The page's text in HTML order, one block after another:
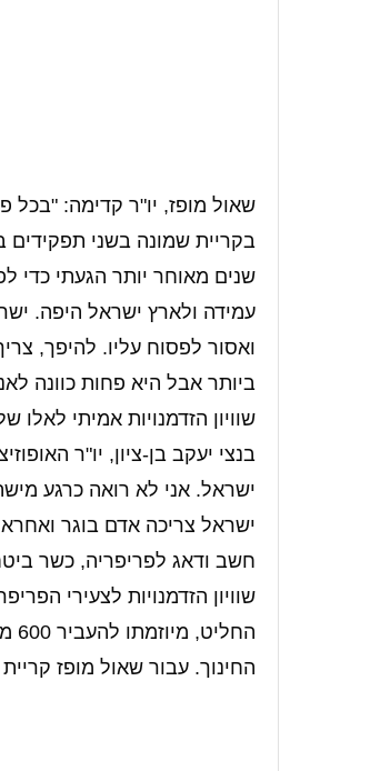
שאול מופז, יו"ר קדימה:
בקריית שמונה בשני
שנים מאוחר יותר הגעתי כדי
עמידה ולארץ ישראל היפה.
ואסור לפסוח עליו. להיפך,
ביותר אבל היא פחות כוונה
שוויון הזדמנויות אמיתי
בנצי יעקב בן-ציון, יו"ר
ישראל. אני לא רואה כרגע
ישראל צריכה אדם בוגר
חשב ודאג לפריפריה, כשר
שוויון הזדמנויות לצעירי
החינוך. עבור שאול מופז